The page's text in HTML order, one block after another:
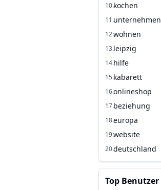
10.kochen
11.unternehmen
12.wohnen
13.leipzig
14.hilfe
15.kabarett
16.onlineshop
17.beziehung
18.europa
19.website
20.deutschland
Top Benutzer